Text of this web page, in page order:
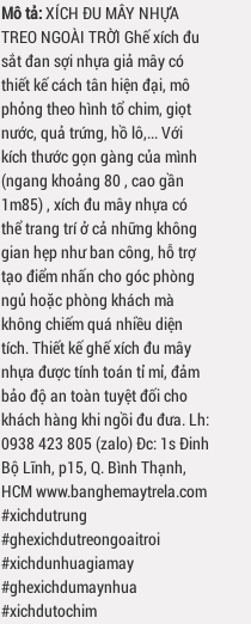
Mô tả:XÍCH ĐU MÂY NHỰA
TREO NGOÀI TRỜI Ghế xích đu
sắt đan sợi nhựa giả mây có
thiết kế cách tân hiện đại, mô
phỏng theo hình tổ chim, giọt
nước, quả trứng, hồ lô,... Với
kích thước gọn gàng của mình
(ngang khoảng 80 , cao gần
1m85) , xích đu mây nhựa có
thể trang trí ở cả những không
gian hẹp như ban công, hỗ trợ
tạo điểm nhấn cho góc phòng
ngủ hoặc phòng khách mà
không chiếm quá nhiều diện
tích. Thiết kế ghế xích đu mây
nhựa được tính toán tỉ mỉ, đảm
bảo độ an toàn tuyệt đối cho
khách hàng khi ngồi đu đưa. Lh:
0938 423 805 (zalo) Đc: 1s Đinh
Bộ Lĩnh, p15, Q. Bình Thạnh,
HCM www.banghemaytrela.com
#xichdutrung
#ghexichdutreongoaitroi
#xichdunhuagiamay
#ghexichdumaynhua
#xichdutochim